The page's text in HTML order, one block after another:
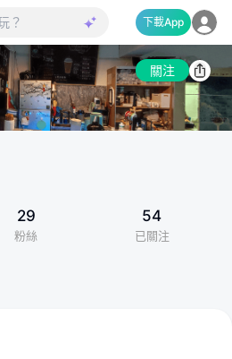
下載App
關注
29
粉絲
54
已關注